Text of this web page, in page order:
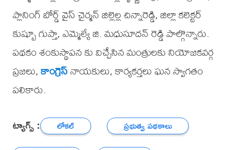
ప్లానింగ్ బోర్డ్ వైస్ చైర్మన్ జిల్లెల్ల చిన్నారెడ్డి, జిల్లా కలెక్టర్
కుష్బూ గుప్తా, ఎమ్మెల్యే జి. మధుసూదన్ రెడ్డి పాల్గొన్నారు.
పథకం శంకుస్థాపన కు విచ్చేసిన మంత్రులకు నియోజకవర్గ
ప్రజలు,కాంగ్రెస్నాయకులు, కార్యకర్తలు ఘన స్వాగతం
పలికారు.
ట్యాగ్స్ : లోకల్
ప్రభుత్వ పథకాలు